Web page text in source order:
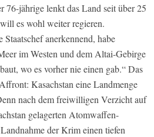
76-jährige lenkt das Land seit über 25
es wohl weiter regieren.
Staatschef anerkennend, habe
im Westen und dem Altai-Gebirge
wo es vorher nie einen gab.“ Das
Kasachstan eine Landmenge
nach dem freiwilligen Verzicht auf
gelagerten Atomwaffen-
der Krim einen tiefen